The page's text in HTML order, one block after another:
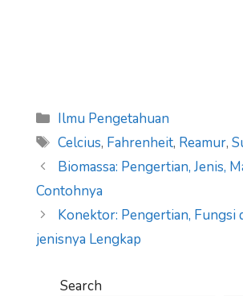
Categories
Ilmu Pengetahuan
Tags
Celcius, Fahrenheit, Reamur,
Biomassa: Pengertian, Jenis,
Contohnya
Konektor: Pengertian, Fungsi
jenisnya Lengkap
Search